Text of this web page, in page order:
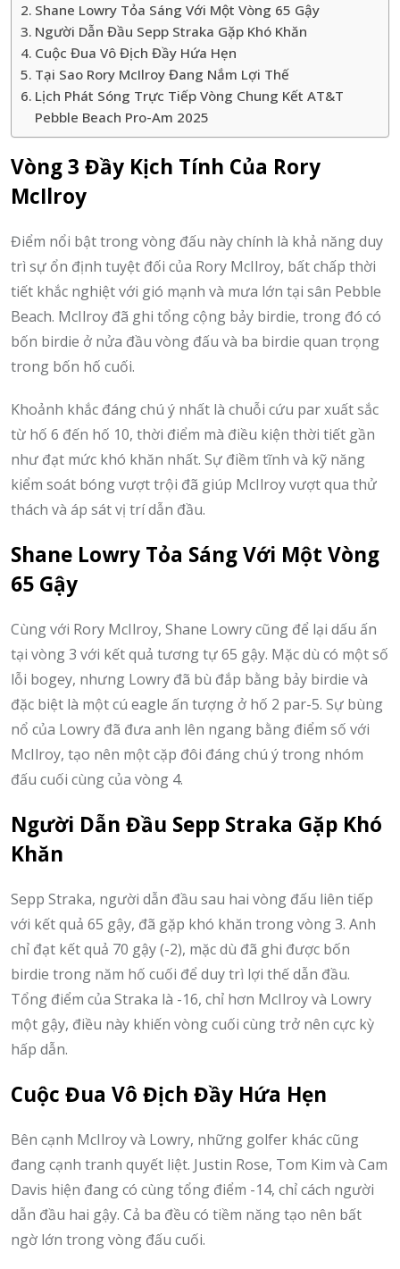
Shane Lowry Tỏa Sáng Với Một Vòng 65 Gậy
Người Dẫn Đầu Sepp Straka Gặp Khó Khăn
Cuộc Đua Vô Địch Đầy Hứa Hẹn
Tại Sao Rory McIlroy Đang Nắm Lợi Thế
Lịch Phát Sóng Trực Tiếp Vòng Chung Kết AT&T
Pebble Beach Pro-Am 2025
Vòng 3 Đầy Kịch Tính Của Rory
McIlroy
Điểm nổi bật trong vòng đấu này chính là khả năng duy
trì sự ổn định tuyệt đối của Rory McIlroy, bất chấp thời
tiết khắc nghiệt với gió mạnh và mưa lớn tại sân Pebble
Beach. McIlroy đã ghi tổng cộng bảy birdie, trong đó có
bốn birdie ở nửa đầu vòng đấu và ba birdie quan trọng
trong bốn hố cuối.
Khoảnh khắc đáng chú ý nhất là chuỗi cứu par xuất sắc
từ hố 6 đến hố 10, thời điểm mà điều kiện thời tiết gần
như đạt mức khó khăn nhất. Sự điềm tĩnh và kỹ năng
kiểm soát bóng vượt trội đã giúp McIlroy vượt qua thử
thách và áp sát vị trí dẫn đầu.
Shane Lowry Tỏa Sáng Với Một Vòng
65 Gậy
Cùng với Rory McIlroy, Shane Lowry cũng để lại dấu ấn
tại vòng 3 với kết quả tương tự 65 gậy. Mặc dù có một số
lỗi bogey, nhưng Lowry đã bù đắp bằng bảy birdie và
đặc biệt là một cú eagle ấn tượng ở hố 2 par-5. Sự bùng
nổ của Lowry đã đưa anh lên ngang bằng điểm số với
McIlroy, tạo nên một cặp đôi đáng chú ý trong nhóm
đấu cuối cùng của vòng 4.
Người Dẫn Đầu Sepp Straka Gặp Khó
Khăn
Sepp Straka, người dẫn đầu sau hai vòng đấu liên tiếp
với kết quả 65 gậy, đã gặp khó khăn trong vòng 3. Anh
chỉ đạt kết quả 70 gậy (-2), mặc dù đã ghi được bốn
birdie trong năm hố cuối để duy trì lợi thế dẫn đầu.
Tổng điểm của Straka là -16, chỉ hơn McIlroy và Lowry
một gậy, điều này khiến vòng cuối cùng trở nên cực kỳ
hấp dẫn.
Cuộc Đua Vô Địch Đầy Hứa Hẹn
Bên cạnh McIlroy và Lowry, những golfer khác cũng
đang cạnh tranh quyết liệt. Justin Rose, Tom Kim và Cam
Davis hiện đang có cùng tổng điểm -14, chỉ cách người
dẫn đầu hai gậy. Cả ba đều có tiềm năng tạo nên bất
ngờ lớn trong vòng đấu cuối.